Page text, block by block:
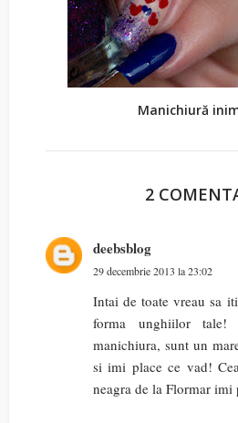
Manichiură
2
deebsblog
29 decembrie 2013 la 23:02
Intai de toate vreau sa
forma unghiilor
manichiura, sunt un
si imi place ce vad!
neagra de la Flormar